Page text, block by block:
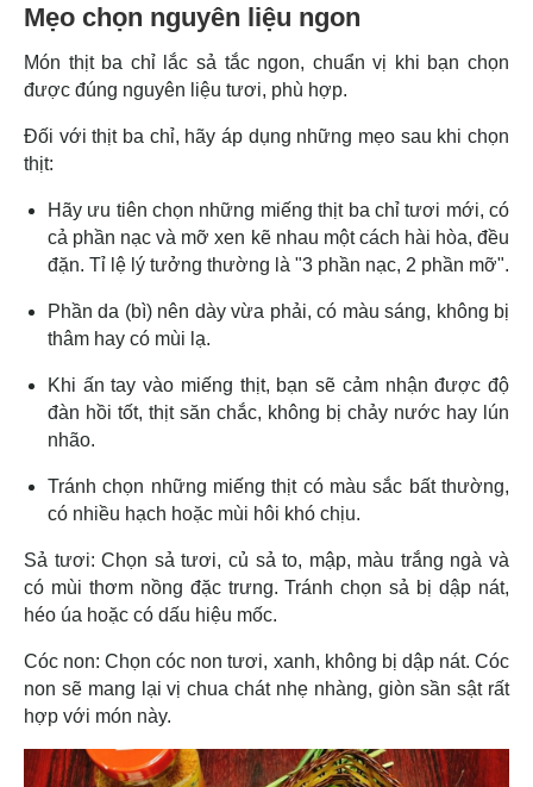
Mẹo chọn nguyên liệu ngon
Món thịt ba chỉ lắc sả tắc ngon, chuẩn vị khi bạn chọn
được đúng nguyên liệu tươi, phù hợp.
Đối với thịt ba chỉ, hãy áp dụng những mẹo sau khi chọn
thịt:
Hãy ưu tiên chọn những miếng thịt ba chỉ tươi mới, có
cả phần nạc và mỡ xen kẽ nhau một cách hài hòa, đều
đặn. Tỉ lệ lý tưởng thường là "3 phần nạc, 2 phần mỡ".
Phần da (bì) nên dày vừa phải, có màu sáng, không bị
thâm hay có mùi lạ.
Khi ấn tay vào miếng thịt, bạn sẽ cảm nhận được độ
đàn hồi tốt, thịt săn chắc, không bị chảy nước hay lún
nhão.
Tránh chọn những miếng thịt có màu sắc bất thường,
có nhiều hạch hoặc mùi hôi khó chịu.
Sả tươi: Chọn sả tươi, củ sả to, mập, màu trắng ngà và
có mùi thơm nồng đặc trưng. Tránh chọn sả bị dập nát,
héo úa hoặc có dấu hiệu mốc.
Cóc non: Chọn cóc non tươi, xanh, không bị dập nát. Cóc
non sẽ mang lại vị chua chát nhẹ nhàng, giòn sần sật rất
hợp với món này.